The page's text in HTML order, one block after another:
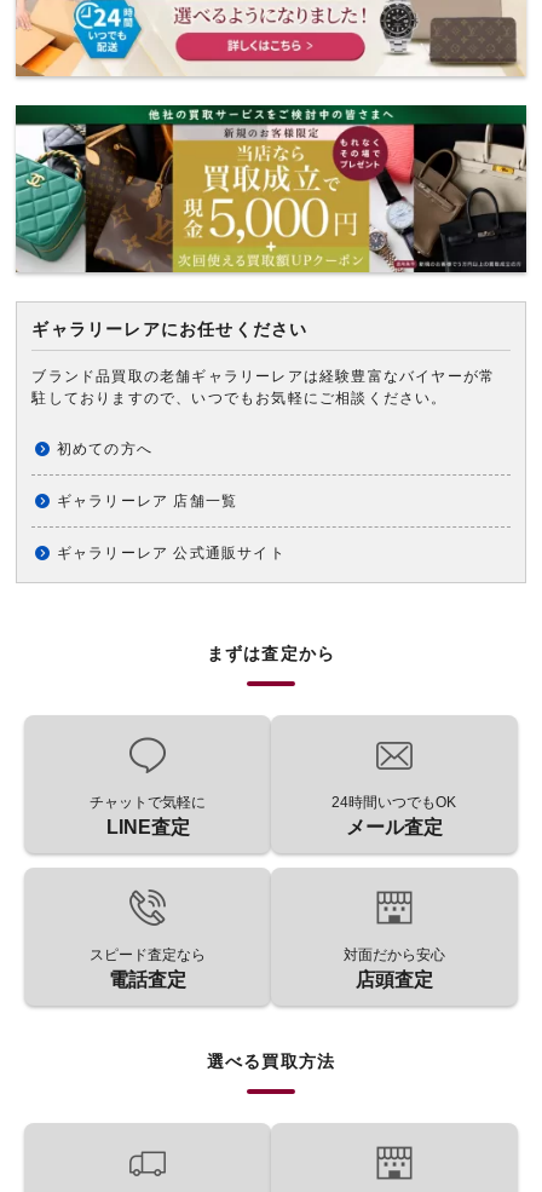
ギャラリーレアにお任せください
ブランド品買取の老舗ギャラリーレアは経験豊富なバイヤーが常
駐しておりますので、いつでもお気軽にご相談ください。
初めての方へ
ギャラリーレア 店舗一覧
ギャラリーレア 公式通販サイト
まずは査定から
チャットで気軽に
LINE査定
24時間いつでもOK
メール査定
スピード査定なら
電話査定
対面だから安心
店頭査定
選べる買取方法